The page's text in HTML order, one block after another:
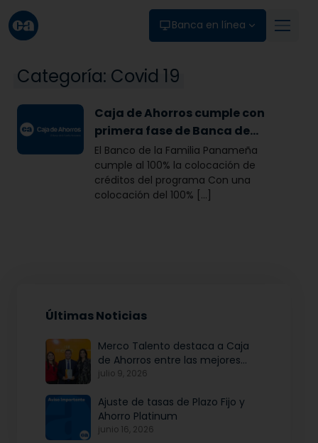
Banca en línea
Categoría: Covid 19
Caja de Ahorros cumple con
primera fase de Banca de
Oportunidades
El Banco de la Familia Panameña
cumple al 100% la colocación de
créditos del programa Con una
colocación del 100% [...]
Últimas Noticias
Merco Talento destaca a Caja
de Ahorros entre las mejores
empresas para atraer y fidelizar
julio 9, 2026
Ajuste de tasas de Plazo Fijo y
Ahorro Platinum
junio 16, 2026